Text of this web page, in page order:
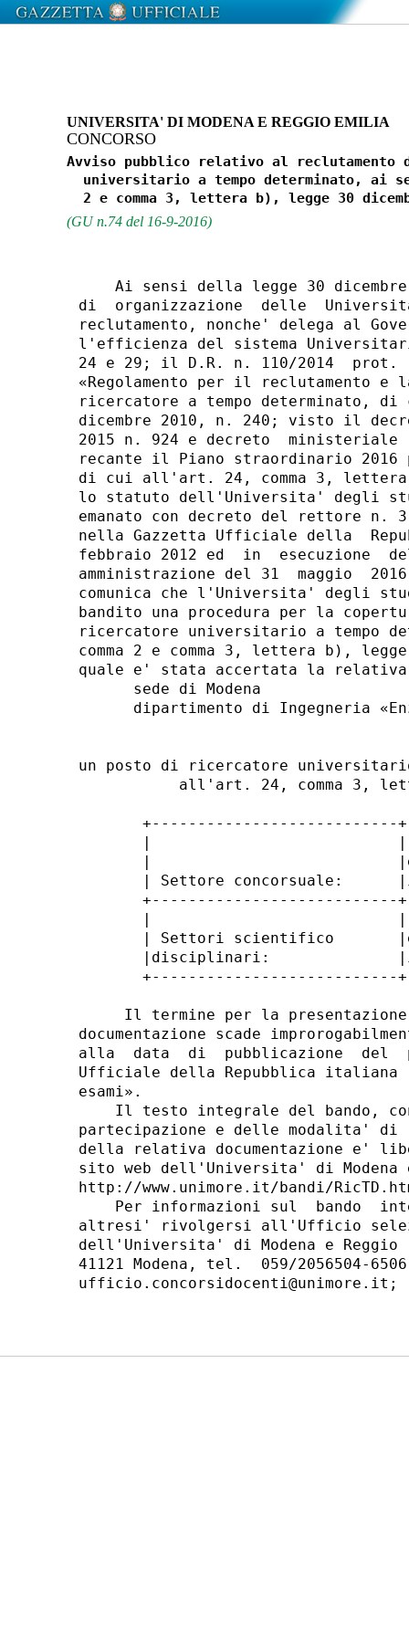
UNIVERSITA' DI MODENA E REGGIO EMILIA
CONCORSO
Avviso pubblico relativo al
universitario a tempo determinato, ai
(GU n.74 del 16-9-2016)
Ai sensi della legge 30
di  organizzazione  delle
reclutamento, nonche' delega al
l'efficienza del sistema
24 e 29; il D.R. n. 110/2014  prot.
«Regolamento per il
ricercatore a tempo determinato,
dicembre 2010, n. 240; visto il
2015 n. 924 e decreto
recante il Piano straordinario
di cui all'art. 24, comma 3,
lo statuto dell'Universita' degli
emanato con decreto del rettore n.
nella Gazzetta Ufficiale della
febbraio 2012 ed  in  esecuzione
amministrazione del 31  maggio
comunica che l'Universita' degli
bandito una procedura per la
ricercatore universitario a tempo
comma 2 e comma 3, lettera b),
quale e' stata accertata la
      sede di Modena
dipartimento di Ingegneria
un posto di ricercatore
all'art. 24, comma 3,
+---------------------------
|
| Settore concorsuale:
+---------------------------
| Settori scientifico
|disciplinari:
+---------------------------
Il termine per la
documentazione scade
alla  data  di  pubblicazione  del
Ufficiale della Repubblica italiana
esami».
Il testo integrale del bando,
partecipazione e delle modalita' di
della relativa documentazione e'
sito web dell'Universita' di
http://www.unimore.it/bandi/
Per informazioni sul  bando
altresi' rivolgersi all'Ufficio
dell'Universita' di Modena e
41121 Modena, tel.  059/2056504-
ufficio.concorsidocenti@unimore.it;